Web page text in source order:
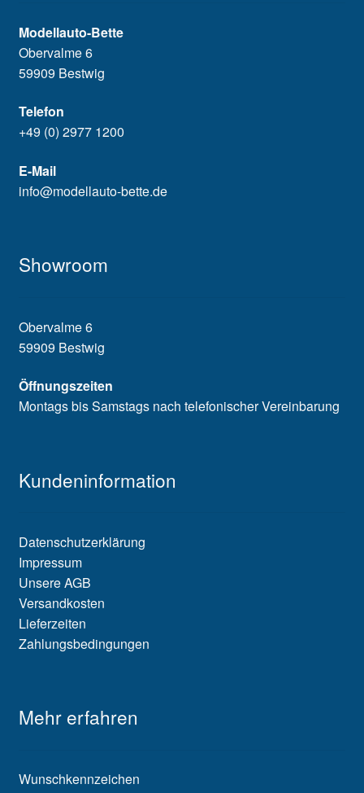
Modellauto-Bette
Obervalme 6
59909 Bestwig
Telefon
+49 (0) 2977 1200
E-Mail
info@modellauto-bette.de
Showroom
Obervalme 6
59909 Bestwig
Öffnungszeiten
Montags bis Samstags nach telefonischer Vereinbarung
Kundeninformation
Datenschutzerklärung
Impressum
Unsere AGB
Versandkosten
Lieferzeiten
Zahlungsbedingungen
Mehr erfahren
Wunschkennzeichen